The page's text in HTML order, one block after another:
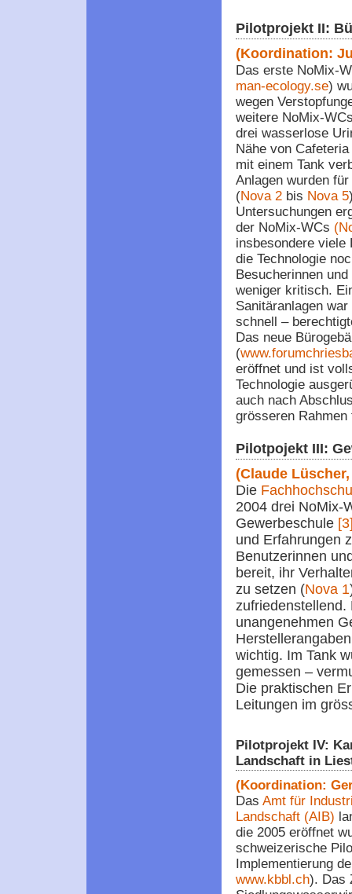
Pilotprojekt II:
(Koordination:
Das erste NoMix-
man-ecology.se)
wegen
weitere NoMix-
drei wasserlose
Nähe von
mit einem Tank
Anlagen wurden
(Nova 2 bis Nova 5
Untersuchungen
der NoMix-WCs
insbesondere viele
die Technologie
Besucherinnen
weniger kritisch.
Sanitäranlagen
schnell –
Das neue
(
eröffnet und ist
Technologie
auch nach
grösseren Rahmen
Pilotpojekt III:
(Claude
Die
2004 drei NoMix-
Gewerbeschule
und Erfahrungen
Benutzerinnen
bereit, ihr
zu setzen (Nova 1
zufriedenstellend.
unangenehmen
wichtig. Im Tank
gemessen –
Die praktischen
Leitungen im
Pilotprojekt IV:
Landschaft in
(Koordination:
Das Amt für
Landschaft (AIB)
die 2005 eröffnet
schweizerische
Implementierung
www.kbbl.ch). Das